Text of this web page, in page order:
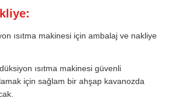
ısıtma makinesi için ambalaj ve nakliye
ısıtma makinesi güvenli
için sağlam bir ahşap kavanozda